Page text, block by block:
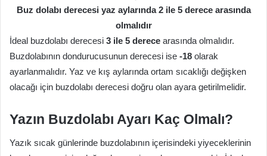
Buz dolabı derecesi yaz aylarında 2 ile 5 derece arasında
olmalıdır
İdeal buzdolabı derecesi 3 ile 5 derece arasında olmalıdır.
Buzdolabının dondurucusunun derecesi ise -18 olarak
ayarlanmalıdır. Yaz ve kış aylarında ortam sıcaklığı değişken
olacağı için buzdolabı derecesi doğru olan ayara getirilmelidir.
Yazın Buzdolabı Ayarı Kaç Olmalı?
Yazık sıcak günlerinde buzdolabının içerisindeki yiyeceklerinin